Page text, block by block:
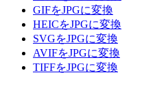
GIFをJPGに変換
HEICをJPGに変換
SVGをJPGに変換
AVIFをJPGに変換
TIFFをJPGに変換